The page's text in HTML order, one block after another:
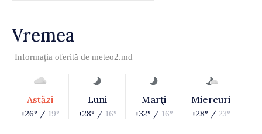
Vremea
Informația oferită de meteo2.md
Astăzi
+26° / 19°
Luni
+28° / 16°
Marţi
+32° / 16°
Miercuri
+28° / 23°